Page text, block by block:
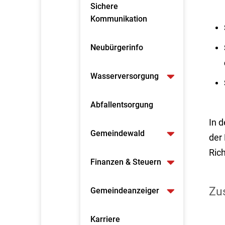
Sichere
Kommunikation
Neubürgerinfo
Wasserversorgung
Abfallentsorgung
Gemeindewald
Finanzen & Steuern
Gemeindeanzeiger
Karriere
In
der